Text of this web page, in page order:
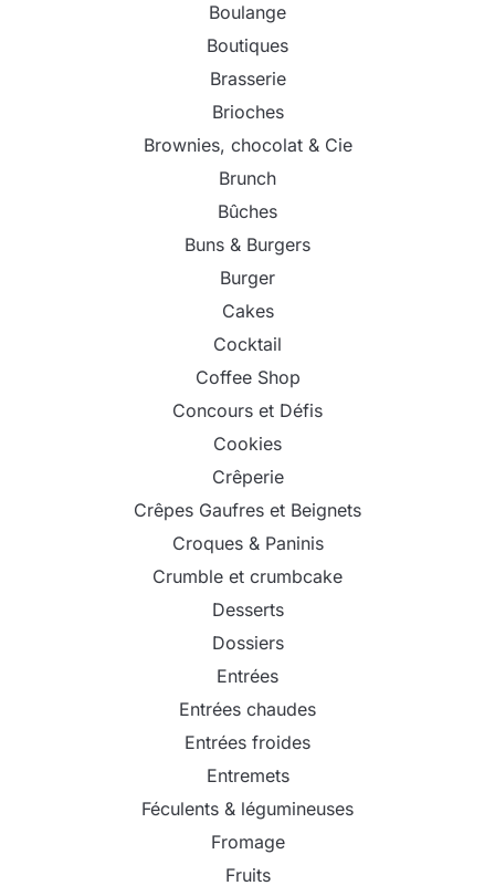
Boulange
Boutiques
Brasserie
Brioches
Brownies, chocolat & Cie
Brunch
Bûches
Buns & Burgers
Burger
Cakes
Cocktail
Coffee Shop
Concours et Défis
Cookies
Crêperie
Crêpes Gaufres et Beignets
Croques & Paninis
Crumble et crumbcake
Desserts
Dossiers
Entrées
Entrées chaudes
Entrées froides
Entremets
Féculents & légumineuses
Fromage
Fruits